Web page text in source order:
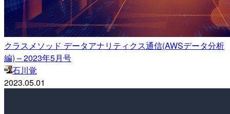
クラスメソッド データアナリティクス通信(AWSデータ分析
編) – 2023年5月号
石川覚
2023.05.01